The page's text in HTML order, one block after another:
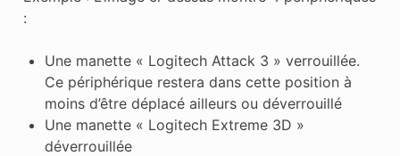
:
Une manette « Logitech Attack 3 » verrouillée.
Ce périphérique restera dans cette position à
moins d’être déplacé ailleurs ou déverrouillé
Une manette « Logitech Extreme 3D »
déverrouillée